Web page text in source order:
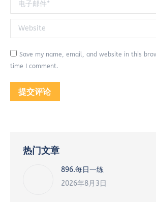
Website
Save my name, email, and website in this
time I comment.
提交评论
热门文章
896.每日一练
2026年8月3日